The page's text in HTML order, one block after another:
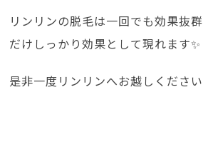
リンリンの脱毛は一回でも効果抜群
だけしっかり効果として現れます✨
是非一度リンリンへお越しくださ